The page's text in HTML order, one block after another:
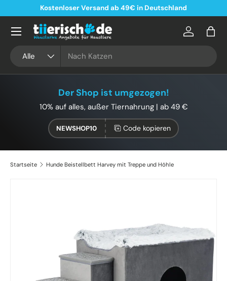
Direkt zum Inhalt
Kostenloser Versand ab 49€ in Deutschland
Alle
Konto
Der Shop ist umgezogen!
10% auf alles, außer Tiernahrung | ab 49 €
NEWSHOP10 Code kopieren
Startseite Hunde Beistellbett Harvey mit Treppe und Höhle